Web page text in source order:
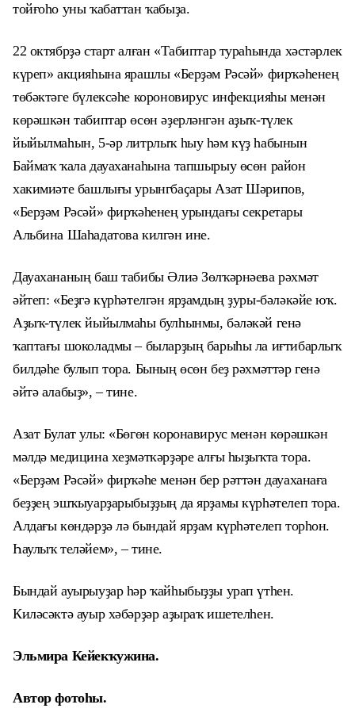
тойғоһо уны ҡабаттан ҡабыҙа.
22 октябрҙә старт алған «Табиптар тураһында хәстәрлек
күреп» акцияһына ярашлы «Берҙәм Рәсәй» фирҡәһенең
төбәктәге бүлексәһе короновирус инфекцияһы менән
көрәшкән табиптар өсөн әҙерләнгән аҙыҡ-түлек
йыйылмаһын, 5-әр литрлыҡ һыу һәм күҙ һабынын
Баймаҡ ҡала дауаханаһына тапшырыу өсөн район
хакимиәте башлығы урынгбаҫары Азат Шәрипов,
«Берҙәм Рәсәй» фирҡәһенең урындағы секретары
Альбина Шаһадатова килгән ине.
Дауахананың баш табибы Әлиә Зөлҡәрнәева рәхмәт
әйтеп: «Беҙгә күрһәтелгән ярҙамдың ҙуры-бәләкәйе юҡ.
Аҙыҡ-түлек йыйылмаһы булһынмы, бәләкәй генә
ҡаптағы шоколадмы – быларҙың барыһы ла иғтибарлыҡ
билдәһе булып тора. Бының өсөн беҙ рәхмәттәр генә
әйтә алабыҙ», – тине.
Азат Булат улы: «Бөгөн коронавирус менән көрәшкән
мәлдә медицина хеҙмәткәрҙәре алғы һыҙыҡта тора.
«Берҙәм Рәсәй» фирҡәһе менән бер рәттән дауаханаға
беҙҙең эшҡыуарҙарыбыҙҙың да ярҙамы күрһәтелеп тора.
Алдағы көндәрҙә лә бындай ярҙам күрһәтелеп торһон.
Һаулыҡ теләйем», – тине.
Бындай ауырыуҙар һәр ҡайһыбыҙҙы урап үтһен.
Киләсәктә ауыр хәбәрҙәр аҙыраҡ ишетелһен.
Эльмира Кейекҡужина.
Автор фотоһы.